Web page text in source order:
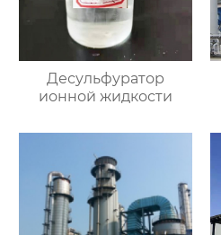
Десульфуратор
ионной жидкости